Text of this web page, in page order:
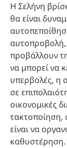
Η Σελήνη
θα είναι
προβάλλουν
να μπορεί να
υπερβολές, η
σε
οικονομικές
τακτοποίηση,
είναι να
καθυστέρηση.